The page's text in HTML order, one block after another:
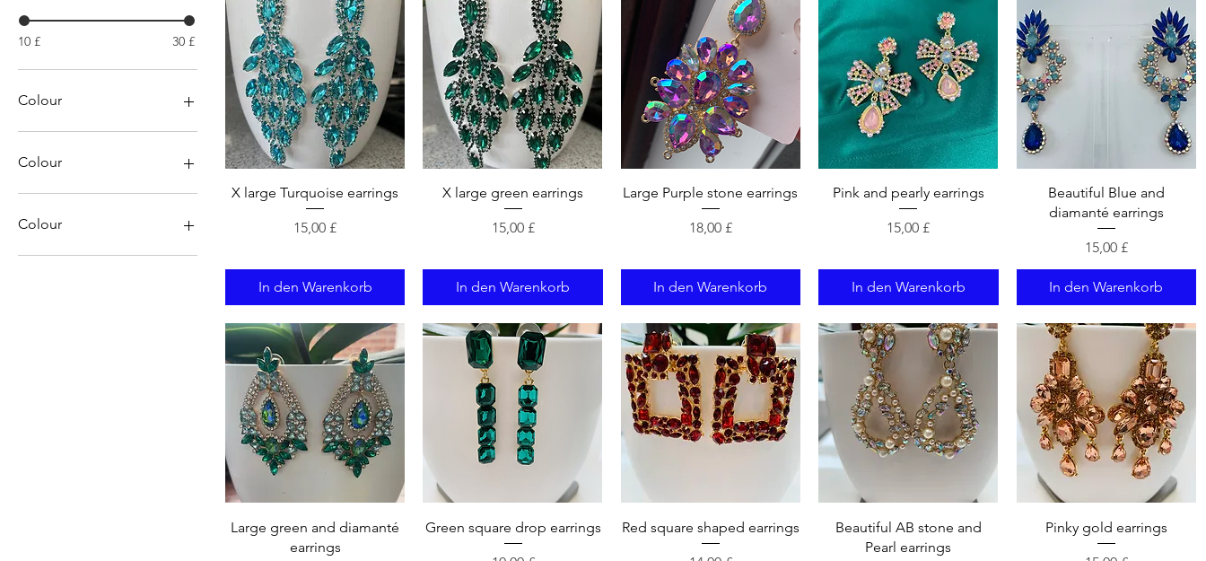
10 £ 30 £
Colour
Colour
Colour
Green
Schnellansicht
X large Turquoise earrings
Preis
15,00 £
In den Warenkorb
Schnellansicht
X large green earrings
Preis
15,00 £
In den Warenkorb
Schnellansicht
Large Purple stone earrings
Preis
18,00 £
In den Warenkorb
Schnellansicht
Pink and pearly earrings
Preis
15,00 £
In den Warenkorb
Schnellansicht
Beautiful Blue and
diamanté earrings
Preis
15,00 £
In den Warenkorb
Schnellansicht
Large green and diamanté
earrings
Schnellansicht
Green square drop earrings
Schnellansicht
Red square shaped earrings
Schnellansicht
Beautiful AB stone and
Pearl earrings
Schnellansicht
Pinky gold earrings